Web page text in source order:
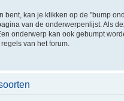
bent, kan je klikken op de "bump
van de onderwerpenlijst. Als
onderwerp kan ook gebumpt
van het forum.